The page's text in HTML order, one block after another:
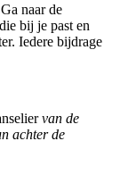
naar de
bij je past en
Iedere bijdrage
van de
achter de